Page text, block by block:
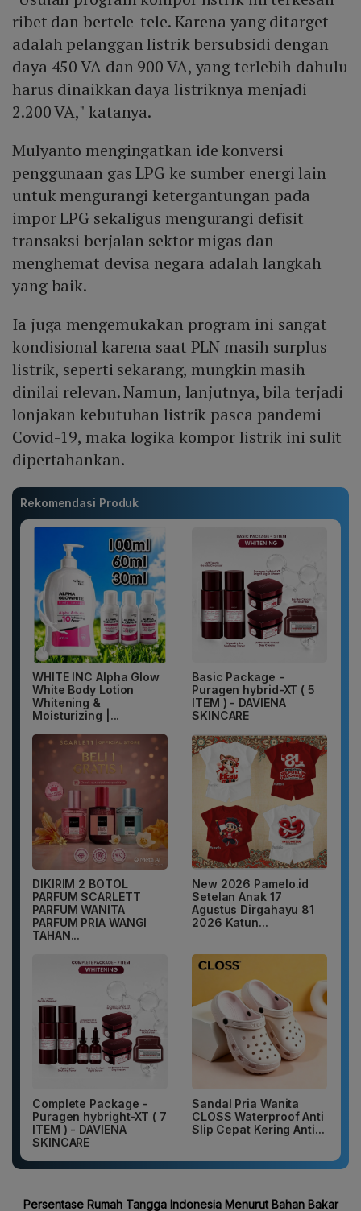
ribet dan bertele-tele. Karena yang ditarget
adalah pelanggan listrik bersubsidi dengan
daya 450 VA dan 900 VA, yang terlebih dahulu
harus dinaikkan daya listriknya menjadi
2.200 VA," katanya.
Mulyanto mengingatkan ide konversi
penggunaan gas LPG ke sumber energi lain
untuk mengurangi ketergantungan pada
impor LPG sekaligus mengurangi defisit
transaksi berjalan sektor migas dan
menghemat devisa negara adalah langkah
yang baik.
Ia juga mengemukakan program ini sangat
kondisional karena saat PLN masih surplus
listrik, seperti sekarang, mungkin masih
dinilai relevan. Namun, lanjutnya, bila terjadi
lonjakan kebutuhan listrik pasca pandemi
Covid-19, maka logika kompor listrik ini sulit
dipertahankan.
Rekomendasi Produk
WHITE INC Alpha Glow
White Body Lotion
Whitening &
Moisturizing |...
Basic Package -
Puragen hybrid-XT ( 5
ITEM ) - DAVIENA
SKINCARE
DIKIRIM 2 BOTOL
PARFUM SCARLETT
PARFUM WANITA
PARFUM PRIA WANGI
TAHAN...
New 2026 Pamelo.id
Setelan Anak 17
Agustus Dirgahayu 81
2026 Katun...
Complete Package -
Puragen hybright-XT ( 7
ITEM ) - DAVIENA
SKINCARE
Sandal Pria Wanita
CLOSS Waterproof Anti
Slip Cepat Kering Anti...